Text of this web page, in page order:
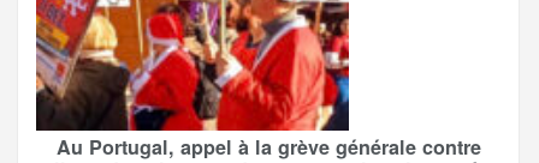
Au Portugal, appel à la grève générale contre